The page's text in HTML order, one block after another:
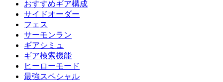
おすすめギア構成
サイドオーダー
フェス
サーモンラン
ギアシミュ
ギア検索機能
ヒーローモード
最強スペシャル